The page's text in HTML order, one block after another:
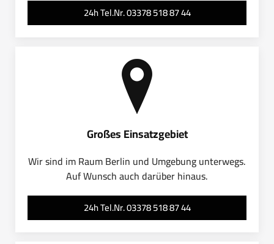
24h Tel.Nr. 03378 518 87 44
Großes Einsatzgebiet
Wir sind im Raum Berlin und Umgebung unterwegs.
Auf Wunsch auch darüber hinaus.
24h Tel.Nr. 03378 518 87 44